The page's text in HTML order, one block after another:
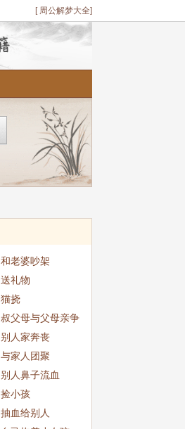
[ 周公解梦大全]
和老婆吵架
送礼物
猫挠
叔父母与父母亲争
吵
别人家奔丧
与家人团聚
别人鼻子流血
捡小孩
抽血给别人